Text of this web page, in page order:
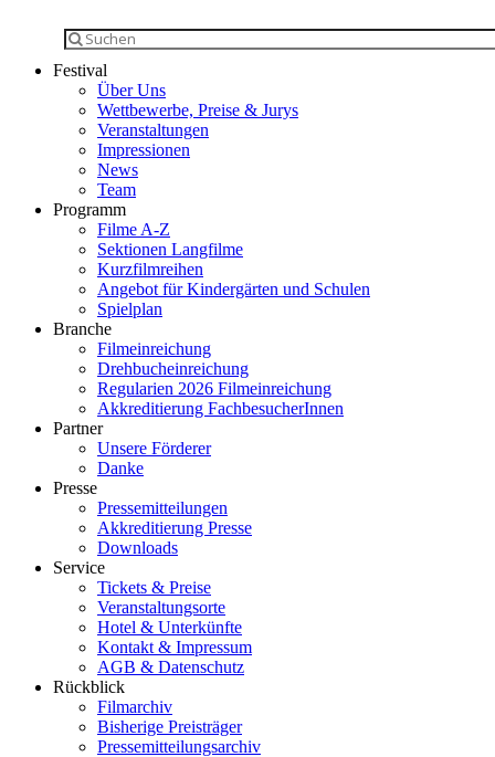
Festival
Über Uns
Wettbewerbe, Preise & Jurys
Veranstaltungen
Impressionen
News
Team
Programm
Filme A-Z
Sektionen Langfilme
Kurzfilmreihen
Angebot für Kindergärten und Schulen
Spielplan
Branche
Filmeinreichung
Drehbucheinreichung
Regularien 2026 Filmeinreichung
Akkreditierung FachbesucherInnen
Partner
Unsere Förderer
Danke
Presse
Pressemitteilungen
Akkreditierung Presse
Downloads
Service
Tickets & Preise
Veranstaltungsorte
Hotel & Unterkünfte
Kontakt & Impressum
AGB & Datenschutz
Rückblick
Filmarchiv
Bisherige Preisträger
Pressemitteilungsarchiv